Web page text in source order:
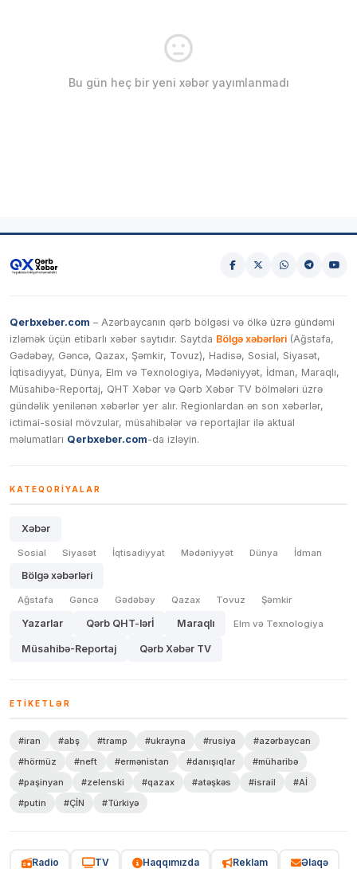
Bu gün heç bir yeni xəbər yayımlanmadı
Qerbxeber.com – Azərbaycanın qərb bölgəsi və ölkə üzrə gündəmi
izləmək üçün etibarlı xəbər saytıdır. Saytda Bölgə xəbərləri (Ağstafa,
Gədəbəy, Gəncə, Qazax, Şəmkir, Tovuz), Hadisə, Sosial, Siyasət,
İqtisadiyyat, Dünya, Elm və Texnologiya, Mədəniyyət, İdman, Maraqlı,
Müsahibə-Reportaj, QHT Xəbər və Qərb Xəbər TV bölmələri üzrə
gündəlik yenilənən xəbərlər yer alır. Regionlardan ən son xəbərlər,
ictimai-sosial mövzular, müsahibələr və reportajlar ilə aktual
məlumatları Qerbxeber.com-da izləyin.
KATEQORIYALAR
Xəbər
Sosial Siyasət İqtisadiyyat Mədəniyyət Dünya İdman
Bölgə xəbərləri
Ağstafa Gəncə Gədəbəy Qazax Tovuz Şəmkir
Yazarlar Qərb QHT-lərİ Maraqlı Elm və Texnologiya
Müsahibə-Reportaj Qərb Xəbər TV
ETIKETLƏR
#iran #abş #tramp #ukrayna #rusiya
#azərbaycan
#hörmüz
#neft #ermənistan #danışıqlar
#müharibə
#paşinyan
#zelenski #qazax #atəşkəs #israil
#Aİ
#putin
#ÇİN #Türkiyə
Radio TV Haqqımızda Reklam Əlaqə